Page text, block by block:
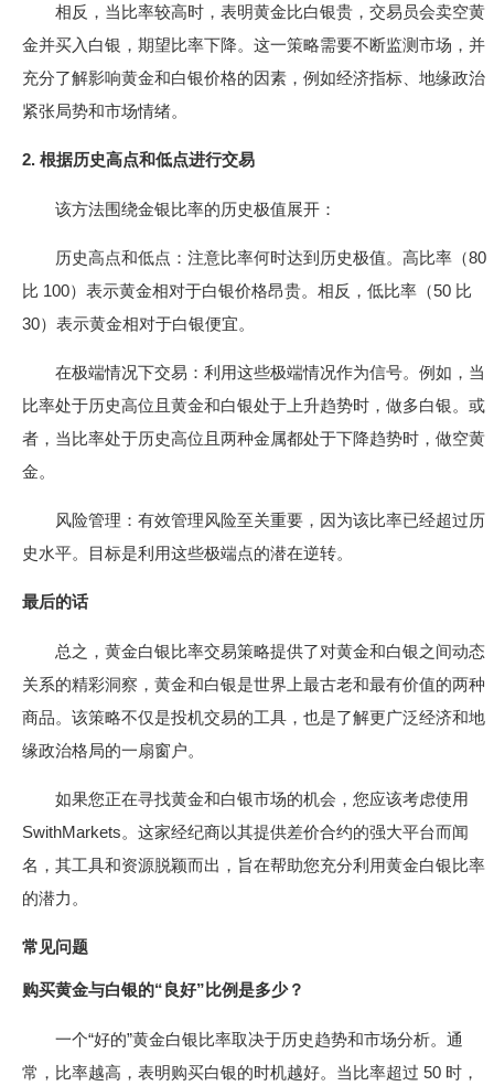
相反，当比率较高时，表明黄金比白银贵，交易员会卖空黄
金并买入白银，期望比率下降。这一策略需要不断监测市场，并
充分了解影响黄金和白银价格的因素，例如经济指标、地缘政治
紧张局势和市场情绪。
2. 根据历史高点和低点进行交易
该方法围绕金银比率的历史极值展开：
历史高点和低点：注意比率何时达到历史极值。高比率（80
比 100）表示黄金相对于白银价格昂贵。相反，低比率（50 比
30）表示黄金相对于白银便宜。
在极端情况下交易：利用这些极端情况作为信号。例如，当
比率处于历史高位且黄金和白银处于上升趋势时，做多白银。或
者，当比率处于历史高位且两种金属都处于下降趋势时，做空黄
金。
风险管理：有效管理风险至关重要，因为该比率已经超过历
史水平。目标是利用这些极端点的潜在逆转。
最后的话
总之，黄金白银比率交易策略提供了对黄金和白银之间动态
关系的精彩洞察，黄金和白银是世界上最古老和最有价值的两种
商品。该策略不仅是投机交易的工具，也是了解更广泛经济和地
缘政治格局的一扇窗户。
如果您正在寻找黄金和白银市场的机会，您应该考虑使用
SwithMarkets。这家经纪商以其提供差价合约的强大平台而闻
名，其工具和资源脱颖而出，旨在帮助您充分利用黄金白银比率
的潜力。
常见问题
购买黄金与白银的“良好”比例是多少？
一个“好的”黄金白银比率取决于历史趋势和市场分析。通
常，比率越高，表明购买白银的时机越好。当比率超过 50 时，